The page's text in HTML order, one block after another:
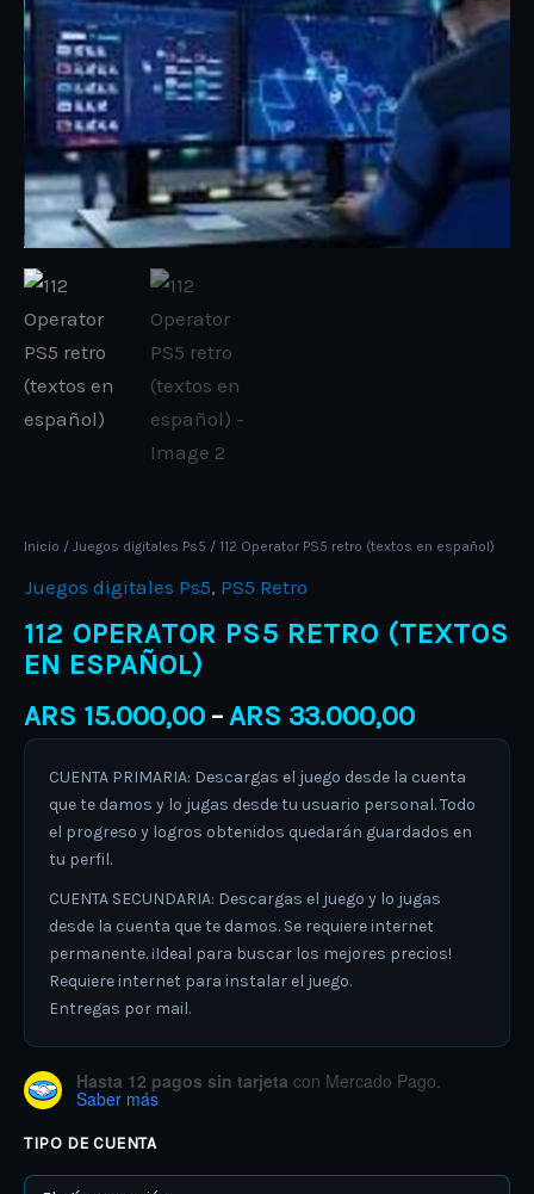
Inicio / Juegos digitales Ps5 / 112 Operator PS5 retro (textos en español)
Juegos digitales Ps5, PS5 Retro
112 OPERATOR PS5 RETRO (TEXTOS
EN ESPAÑOL)
ARS 15.000,00 –ARS 33.000,00
CUENTA PRIMARIA: Descargas el juego desde la cuenta
que te damos y lo jugas desde tu usuario personal. Todo
el progreso y logros obtenidos quedarán guardados en
tu perfil.
CUENTA SECUNDARIA: Descargas el juego y lo jugas
desde la cuenta que te damos. Se requiere internet
permanente. ¡Ideal para buscar los mejores precios!
Requiere internet para instalar el juego.
Entregas por mail.
Hasta 12 pagos sin tarjeta con Mercado Pago.
Saber más
TIPO DE CUENTA